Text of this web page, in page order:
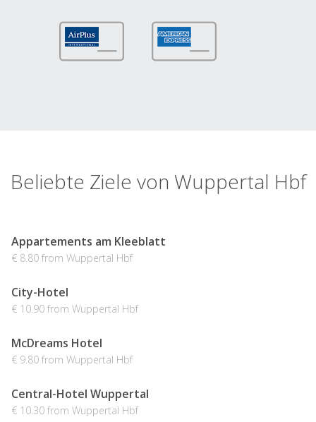
Beliebte Ziele von Wuppertal Hbf
Appartements am Kleeblatt
€ 8.80 from Wuppertal Hbf
City-Hotel
€ 10.90 from Wuppertal Hbf
McDreams Hotel
€ 9.80 from Wuppertal Hbf
Central-Hotel Wuppertal
€ 10.30 from Wuppertal Hbf